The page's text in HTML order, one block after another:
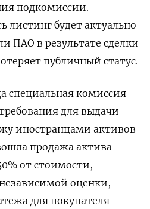
подкомиссии.
листинг будет актуально
ПАО в результате сделки
публичный статус.
специальная комиссия
для выдачи
иностранцами активов
продажа актива
от стоимости,
оценки,
для покупателя